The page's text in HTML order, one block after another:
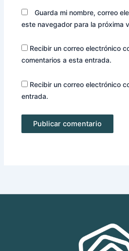
Guarda mi nombre, correo
este navegador para la próxima
Recibir un correo electrónico
comentarios a esta entrada.
Recibir un correo electrónico
entrada.